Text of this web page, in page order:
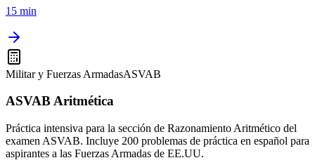
15 min
Militar y Fuerzas ArmadasASVAB
ASVAB Aritmética
Práctica intensiva para la sección de Razonamiento Aritmético del
examen ASVAB. Incluye 200 problemas de práctica en español para
aspirantes a las Fuerzas Armadas de EE.UU.